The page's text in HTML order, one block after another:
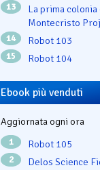
13
La prima colonia
Montecristo
14 Robot 103
15 Robot 104
Ebook più venduti
Aggiornata ogni ora
1 Robot 105
2 Delos Science